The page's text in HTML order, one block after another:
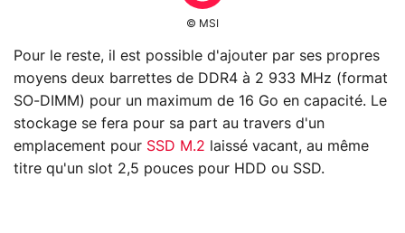
© MSI
Pour le reste, il est possible d'ajouter par ses propres
moyens deux barrettes de DDR4 à 2 933 MHz (format
SO-DIMM) pour un maximum de 16 Go en capacité. Le
stockage se fera pour sa part au travers d'un
emplacement pour SSD M.2 laissé vacant, au même
titre qu'un slot 2,5 pouces pour HDD ou SSD.